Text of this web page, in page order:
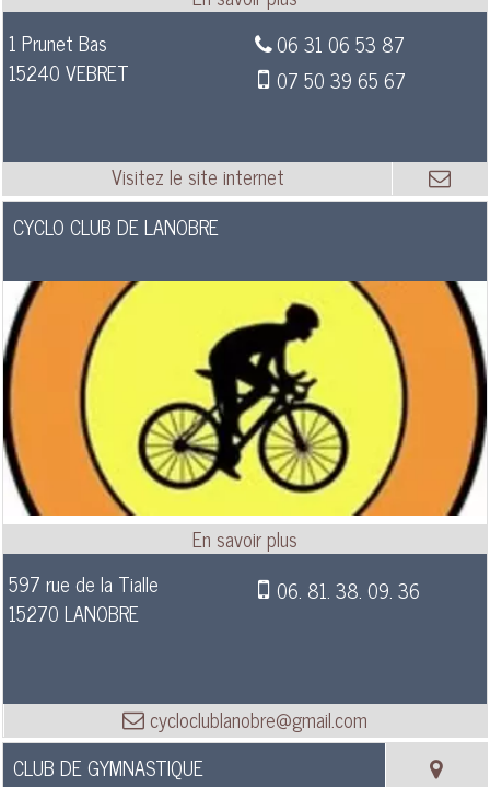
1 Prunet Bas
15240 VEBRET
06 31 06 53 87
07 50 39 65 67
CYCLO CLUB DE LANOBRE
597 rue de la Tialle
15270 LANOBRE
06. 81. 38. 09. 36
cycloclublanobre@gmail.com
CLUB DE GYMNASTIQUE